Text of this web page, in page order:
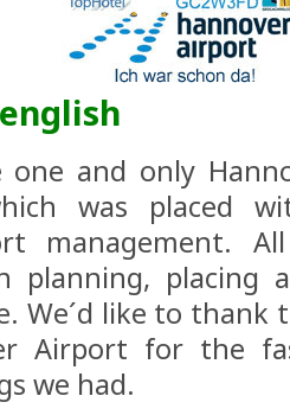
and only
was placed
management.
planning, placing
We´d like to thank
Airport for the
we had.